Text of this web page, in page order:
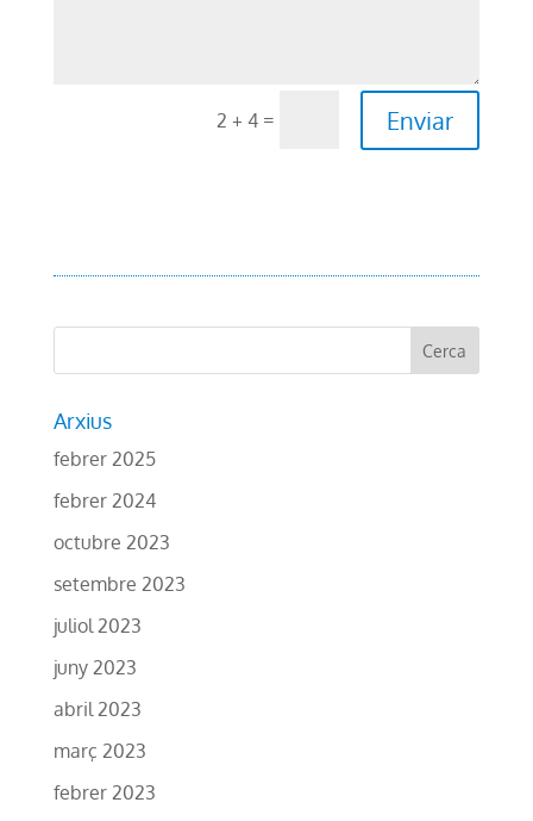
2 + 4 = Enviar
Arxius
febrer 2025
febrer 2024
octubre 2023
setembre 2023
juliol 2023
juny 2023
abril 2023
març 2023
febrer 2023